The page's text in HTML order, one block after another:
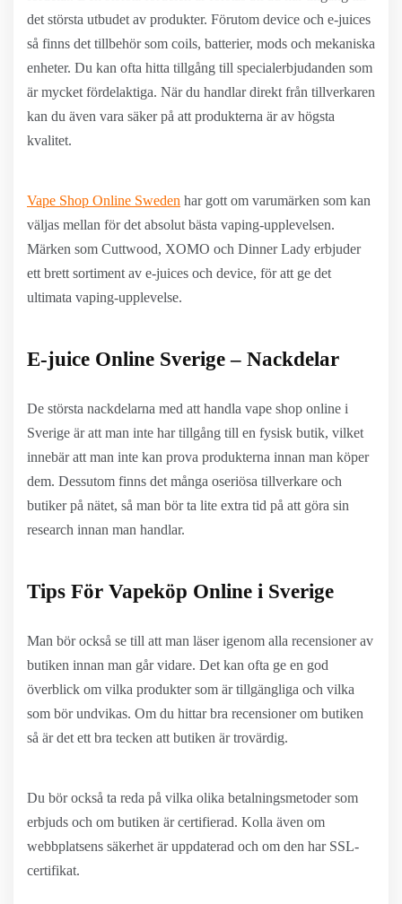
det största utbudet av produkter. Förutom device och e-juices
så finns det tillbehör som coils, batterier, mods och mekaniska
enheter. Du kan ofta hitta tillgång till specialerbjudanden som
är mycket fördelaktiga. När du handlar direkt från tillverkaren
kan du även vara säker på att produkterna är av högsta
kvalitet.
Vape Shop Online Sweden har gott om varumärken som kan
väljas mellan för det absolut bästa vaping-upplevelsen.
Märken som Cuttwood, XOMO och Dinner Lady erbjuder
ett brett sortiment av e-juices och device, för att ge det
ultimata vaping-upplevelse.
E-juice Online Sverige – Nackdelar
De största nackdelarna med att handla vape shop online i
Sverige är att man inte har tillgång till en fysisk butik, vilket
innebär att man inte kan prova produkterna innan man köper
dem. Dessutom finns det många oseriösa tillverkare och
butiker på nätet, så man bör ta lite extra tid på att göra sin
research innan man handlar.
Tips För Vapeköp Online i Sverige
Man bör också se till att man läser igenom alla recensioner av
butiken innan man går vidare. Det kan ofta ge en god
överblick om vilka produkter som är tillgängliga och vilka
som bör undvikas. Om du hittar bra recensioner om butiken
så är det ett bra tecken att butiken är trovärdig.
Du bör också ta reda på vilka olika betalningsmetoder som
erbjuds och om butiken är certifierad. Kolla även om
webbplatsens säkerhet är uppdaterad och om den har SSL-
certifikat.